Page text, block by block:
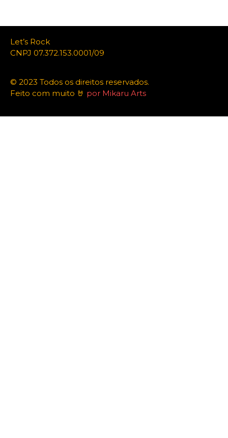
Let’s Rock
CNPJ 07.372.153.0001/09
© 2023 Todos os direitos reservados.
Feito com muito 🤘 por Mikaru Arts